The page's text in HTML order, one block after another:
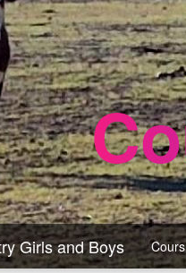
Girls and Boys Cours